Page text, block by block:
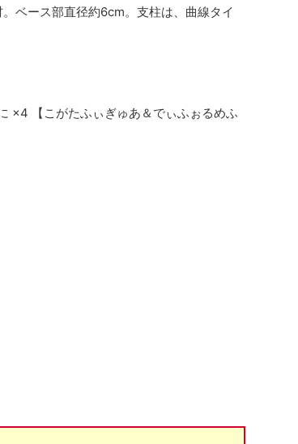
ベース部直径約6cm。支柱は、曲線タイ
×4 【こがたふぃぎゅあ＆でぃふぉるめふ